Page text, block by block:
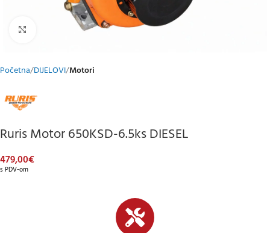
Klikni za uvećani prikaz
Početna DIJELOVI Motori
Ruris Motor 650KSD-6.5ks DIESEL
479,00€
s PDV-om